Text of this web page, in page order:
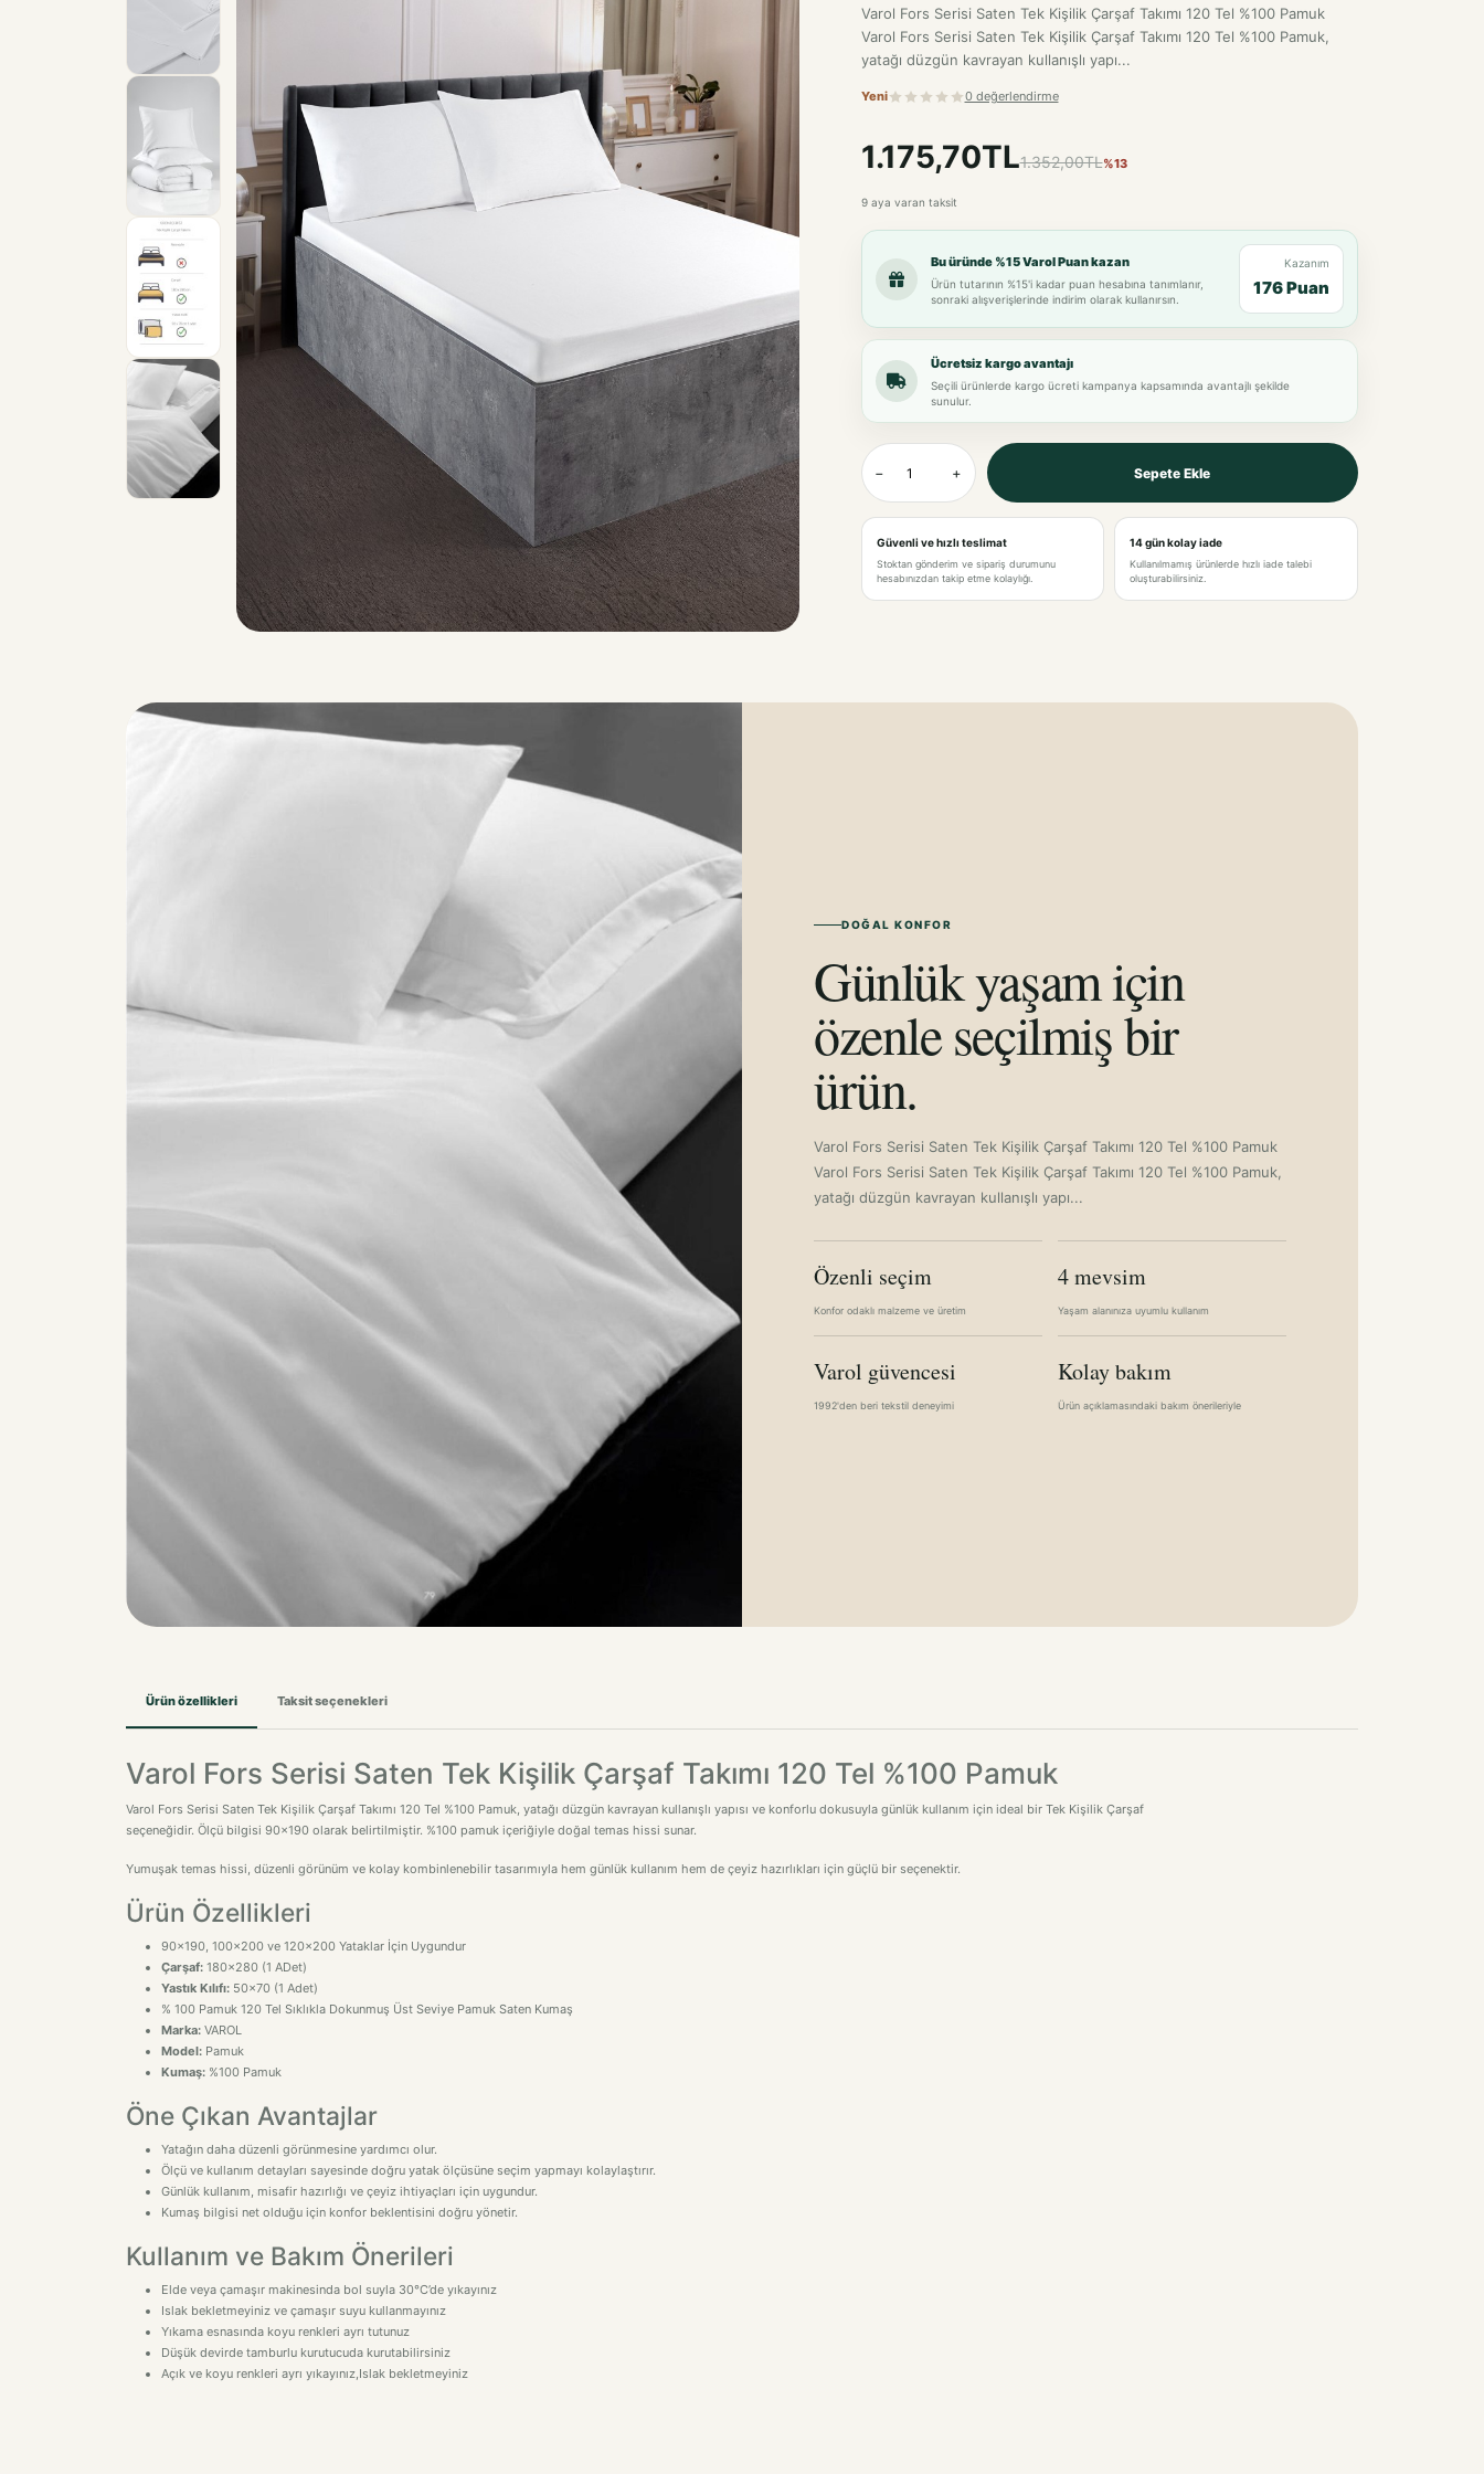
Varol Fors Serisi Saten Tek Kişilik Çarşaf Takımı 120 Tel %100 Pamuk
Varol Fors Serisi Saten Tek Kişilik Çarşaf Takımı 120 Tel %100 Pamuk,
yatağı düzgün kavrayan kullanışlı yapı...
Yeni 0 değerlendirme
1.175,70TL1.352,00TL%13
9 aya varan taksit
Bu üründe %15 Varol Puan kazan
Ürün tutarının %15'i kadar puan hesabına tanımlanır,
sonraki alışverişlerinde indirim olarak kullanırsın.
Kazanım
176 Puan
Ücretsiz kargo avantajı
Seçili ürünlerde kargo ücreti kampanya kapsamında avantajlı şekilde
sunulur.
− + Sepete Ekle
Güvenli ve hızlı teslimat
Stoktan gönderim ve sipariş durumunu
hesabınızdan takip etme kolaylığı.
14 gün kolay iade
Kullanılmamış ürünlerde hızlı iade talebi
oluşturabilirsiniz.
DOĞAL KONFOR
Günlük yaşam için
özenle seçilmiş bir
ürün.
Varol Fors Serisi Saten Tek Kişilik Çarşaf Takımı 120 Tel %100 Pamuk
Varol Fors Serisi Saten Tek Kişilik Çarşaf Takımı 120 Tel %100 Pamuk,
yatağı düzgün kavrayan kullanışlı yapı...
Özenli seçim
Konfor odaklı malzeme ve üretim
4 mevsim
Yaşam alanınıza uyumlu kullanım
Varol güvencesi
1992'den beri tekstil deneyimi
Kolay bakım
Ürün açıklamasındaki bakım önerileriyle
Ürün özellikleri Taksit seçenekleri
Varol Fors Serisi Saten Tek Kişilik Çarşaf Takımı 120 Tel %100 Pamuk
Varol Fors Serisi Saten Tek Kişilik Çarşaf Takımı 120 Tel %100 Pamuk, yatağı düzgün kavrayan kullanışlı yapısı ve konforlu dokusuyla günlük kullanım için ideal bir Tek Kişilik Çarşaf
seçeneğidir. Ölçü bilgisi 90x190 olarak belirtilmiştir. %100 pamuk içeriğiyle doğal temas hissi sunar.
Yumuşak temas hissi, düzenli görünüm ve kolay kombinlenebilir tasarımıyla hem günlük kullanım hem de çeyiz hazırlıkları için güçlü bir seçenektir.
Ürün Özellikleri
90x190, 100x200 ve 120x200 Yataklar İçin Uygundur
Çarşaf: 180x280 (1 ADet)
Yastık Kılıfı: 50x70 (1 Adet)
% 100 Pamuk 120 Tel Sıklıkla Dokunmuş Üst Seviye Pamuk Saten Kumaş
Marka: VAROL
Model: Pamuk
Kumaş: %100 Pamuk
Öne Çıkan Avantajlar
Yatağın daha düzenli görünmesine yardımcı olur.
Ölçü ve kullanım detayları sayesinde doğru yatak ölçüsüne seçim yapmayı kolaylaştırır.
Günlük kullanım, misafir hazırlığı ve çeyiz ihtiyaçları için uygundur.
Kumaş bilgisi net olduğu için konfor beklentisini doğru yönetir.
Kullanım ve Bakım Önerileri
Elde veya çamaşır makinesinda bol suyla 30°C’de yıkayınız
Islak bekletmeyiniz ve çamaşır suyu kullanmayınız
Yıkama esnasında koyu renkleri ayrı tutunuz
Düşük devirde tamburlu kurutucuda kurutabilirsiniz
Açık ve koyu renkleri ayrı yıkayınız,Islak bekletmeyiniz